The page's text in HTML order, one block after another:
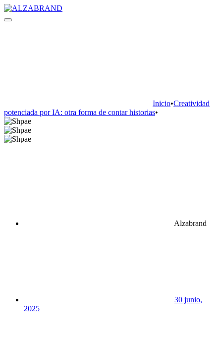
Inicio•Creatividad
potenciada por IA: otra forma de contar historias•
Alzabrand
30 junio,
2025